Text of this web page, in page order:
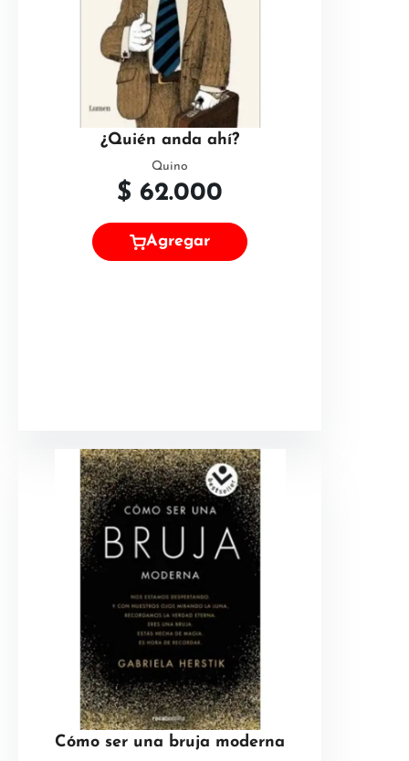
¿Quién anda ahí?
Quino
$ 62.000
Agregar
Cómo ser una bruja moderna